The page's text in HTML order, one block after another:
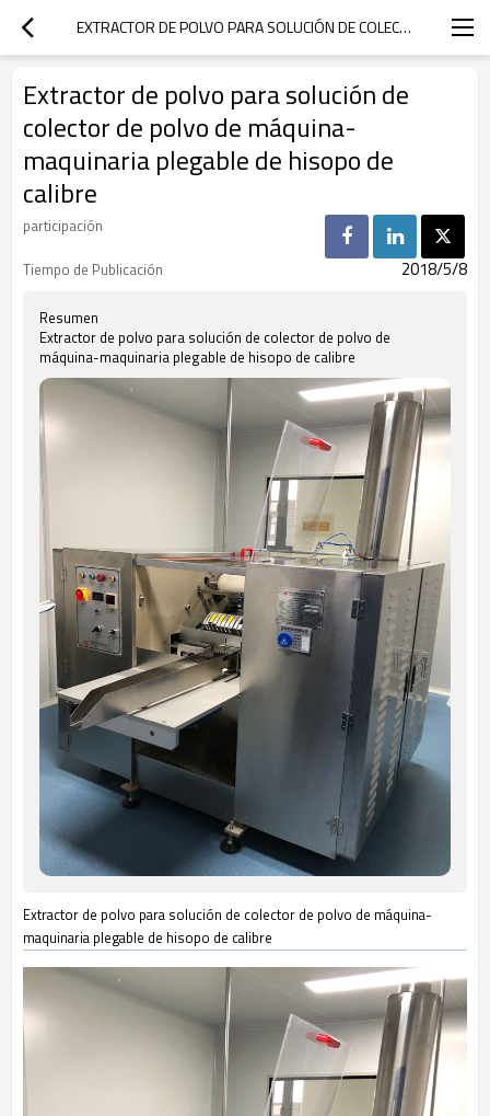
EXTRACTOR DE POLVO PARA SOLUCIÓN DE COLECTOR DE POLVO DE MÁQUINA-MAQUINARIA PLEGABLE DE HISOPO DE CALIBRE
Extractor de polvo para solución de
colector de polvo de máquina-
maquinaria plegable de hisopo de
calibre
participación
Tiempo de Publicación
2018/5/8
Resumen
Extractor de polvo para solución de colector de polvo de
máquina-maquinaria plegable de hisopo de calibre
Extractor de polvo para solución de colector de polvo de máquina-
maquinaria plegable de hisopo de calibre